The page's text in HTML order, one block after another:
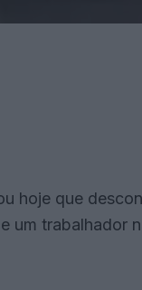
hoje que
trabalhador